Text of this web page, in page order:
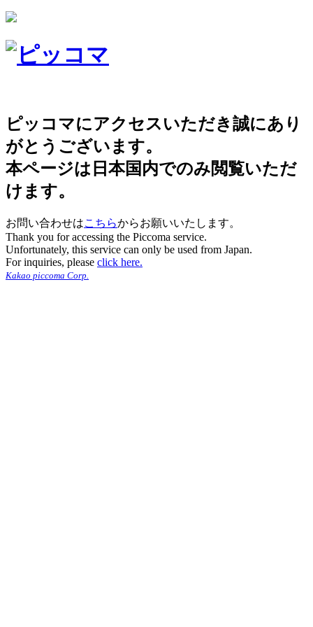
ピッコマにアクセスいただき誠にあり
がとうございます。
本ページは日本国内でのみ閲覧いただ
けます。
お問い合わせはこちらからお願いいたします。
Thank you for accessing the Piccoma service.
Unfortunately, this service can only be used from Japan.
For inquiries, please click here.
Kakao piccoma Corp.